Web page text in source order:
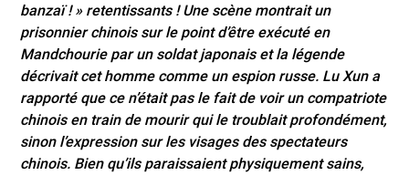
banzaï ! » retentissants ! Une scène montrait un
prisonnier chinois sur le point d’être exécuté en
Mandchourie par un soldat japonais et la légende
décrivait cet homme comme un espion russe. Lu Xun a
rapporté que ce n’était pas le fait de voir un compatriote
chinois en train de mourir qui le troublait profondément,
sinon l’expression sur les visages des spectateurs
chinois. Bien qu’ils paraissaient physiquement sains,